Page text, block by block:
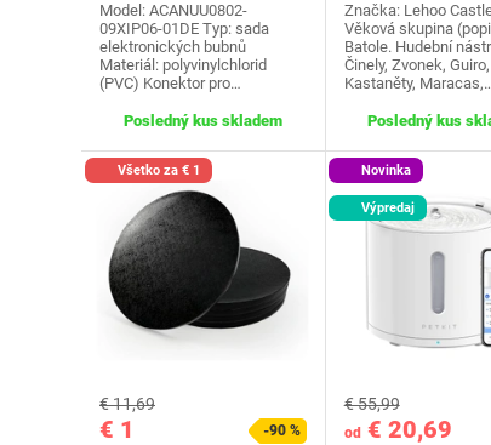
Model: ACANUU0802-
09XIP06-01DE Typ: sada
elektronických bubnů
Materiál: polyvinylchlorid
(PVC) Konektor pro…
Posledný kus skladem
Značka: Lehoo
Věková skupina
Batole. Hudební
Činely, Zvonek, Guiro,
Kastaněty,
Posledný kus
Všetko za € 1
€ 1
€ 11,69
-90 %
Novinka
Výpredaj
od€ 20,69
€ 55,99